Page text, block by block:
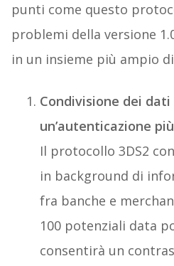
punti come questo
problemi della versione
in un insieme più ampio di
Condivisione dei dati
un’autenticazione
Il protocollo 3DS2
in background di
fra banche e
100 potenziali data
consentirà un